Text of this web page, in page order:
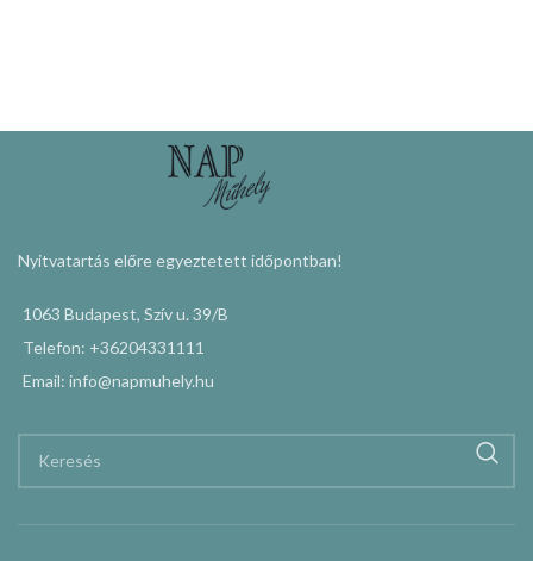
Nyitvatartás előre egyeztetett időpontban!
1063 Budapest, Szív u. 39/B
Telefon: +36204331111
Email: info@napmuhely.hu